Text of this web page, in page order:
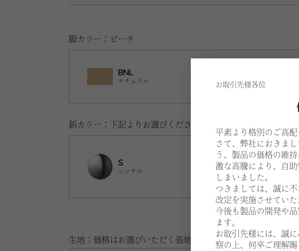
お取引先様各位
平素より格別のご高配
さて、弊社におきま
う、製品の価格の維
激な高騰により、自
しまいました。
つきましては、誠に
改定を実施させていた
今後も製品の開発や
ます。
お取引先様には、誠
察の上、何卒ご理解賜
脚カラー：ビーチ
BNL
ナチュラル
鋲カラー：下記よりお選びください。
S
ニッケル
生地：価格はお選びいただく張地、仕様により異なります。